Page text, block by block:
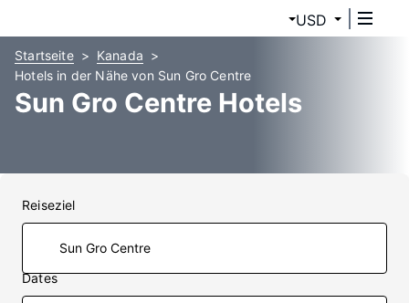
USD
Startseite
Kanada
Hotels in der Nähe von Sun Gro Centre
Sun Gro Centre Hotels
Reiseziel
Dates